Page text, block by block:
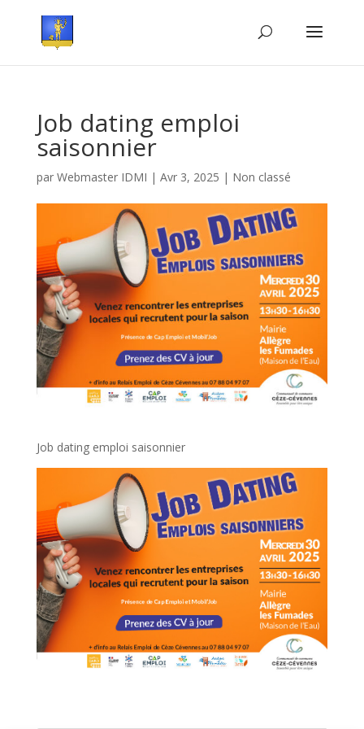
Job dating emploi
saisonnier
par Webmaster IDMI | Avr 3, 2025 | Non classé
Job dating emploi saisonnier